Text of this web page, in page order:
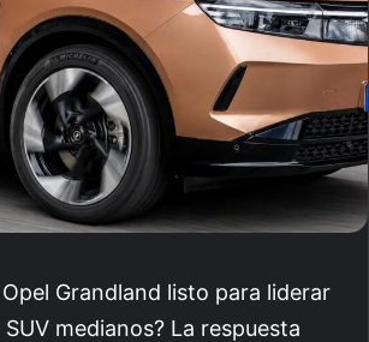
Grandland listo para liderar
medianos? La respuesta